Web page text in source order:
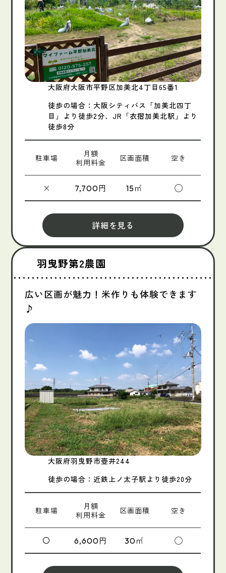
大阪府大阪市平野区加美北4丁目65番1
徒歩の場合：大阪シティバス「加美北四丁
目」より徒歩2分、JR「衣摺加美北駅」より
徒歩8分
駐車場
月額
利用料金
区画面積 空き
× 7,700円 15㎡ ◯
詳細を見る
羽曳野第2農園
広い区画が魅力！米作りも体験できます
♪
大阪府羽曳野市壺井244
徒歩の場合：近鉄上ノ太子駅より徒歩20分
駐車場
月額
利用料金
区画面積 空き
〇 6,600円 30㎡ ◯